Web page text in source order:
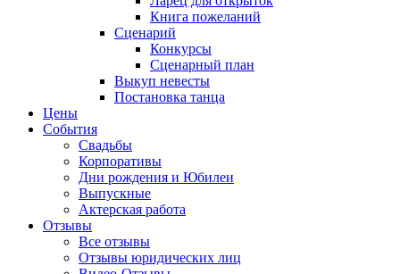
Книга пожеланий
Сценарий
Конкурсы
Сценарный план
Выкуп невесты
Постановка танца
Цены
События
Свадьбы
Корпоративы
Дни рождения и Юбилеи
Выпускные
Актерская работа
Отзывы
Все отзывы
Отзывы юридических лиц